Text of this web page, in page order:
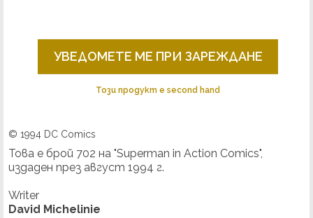
УВЕДОМЕТЕ МЕ ПРИ ЗАРЕЖДАНЕ
Този продукт е second hand
© 1994 DC Comics
Това е брой 702 на "Superman in Action Comics",
издаден през август 1994 г.
Writer
David Michelinie